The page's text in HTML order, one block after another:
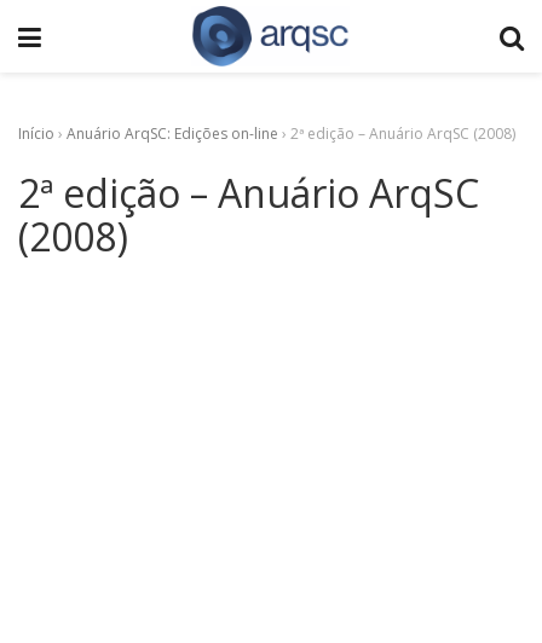
Início › Anuário ArqSC: Edições on-line › 2ª edição – Anuário ArqSC (2008)
2ª edição – Anuário ArqSC
(2008)